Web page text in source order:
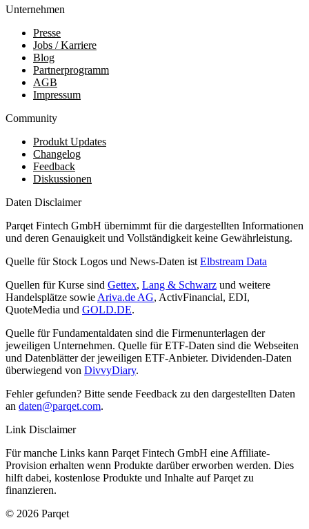
Unternehmen
Presse
Jobs / Karriere
Blog
Partnerprogramm
AGB
Impressum
Community
Produkt Updates
Changelog
Feedback
Diskussionen
Daten Disclaimer
Parqet Fintech GmbH übernimmt für die dargestellten Informationen
und deren Genauigkeit und Vollständigkeit keine Gewährleistung.
Quelle für Stock Logos und News-Daten ist Elbstream Data
Quellen für Kurse sind Gettex, Lang & Schwarz und weitere
Handelsplätze sowie Ariva.de AG, ActivFinancial, EDI,
QuoteMedia und GOLD.DE.
Quelle für Fundamentaldaten sind die Firmenunterlagen der
jeweiligen Unternehmen. Quelle für ETF-Daten sind die Webseiten
und Datenblätter der jeweiligen ETF-Anbieter. Dividenden-Daten
überwiegend von DivvyDiary.
Fehler gefunden? Bitte sende Feedback zu den dargestellten Daten
an daten@parqet.com.
Link Disclaimer
Für manche Links kann Parqet Fintech GmbH eine Affiliate-
Provision erhalten wenn Produkte darüber erworben werden. Dies
hilft dabei, kostenlose Produkte und Inhalte auf Parqet zu
finanzieren.
© 2026 Parqet